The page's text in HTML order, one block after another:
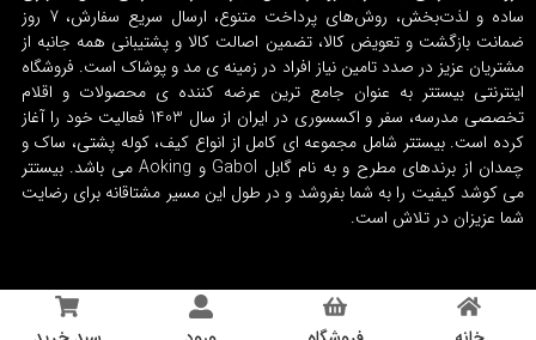
ساده و لذت‌بخش، روش‌های پرداخت متنوع، ارسال سریع سفارش، 7 روز
ضمانت بازگشت و تعویض کالا، تضمین اصالت کالا و پشتیبانی همه جانبه از
مشتریان عزیز در صدد تامین نیاز افراد در زمینه‌ ی مد و پوشاک است. فروشگاه
اینترنتی بیستتر به عنوان جامع ترین عرضه کننده ی محصولات و اقلام
تخصصی مدرسه، سفر و اکسسوری در ایران از سال 1403 فعالیت خود را آغاز
کرده است. بیستتر شامل مجموعه ای کامل از انواع کیف، کوله پشتی، ساک و
چمدان از برندهای مطرح و به نام گابل Gabol و Aoking می باشد. بیستتر
می کوشد کیفیت را به شما بفروشد و در طول این مسیر مشتاقانه برای رضایت
شما عزیزان در تلاش است.